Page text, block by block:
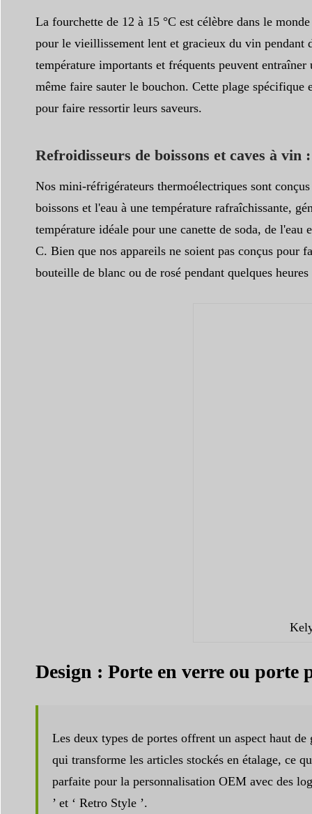
La fourchette de 12 à 15 °C est célèbre dans le
pour le vieillissement lent et gracieux du vin pendant
température importants et fréquents peuvent
même faire sauter le bouchon. Cette plage
pour faire ressortir leurs saveurs.
Refroidisseurs de boissons et caves à
Nos mini-réfrigérateurs thermoélectriques sont
boissons et l'eau à une température rafraîchissante,
température idéale pour une canette de soda, de
C. Bien que nos appareils ne soient pas conçus
bouteille de blanc ou de rosé pendant quelques
Design : Porte en verre ou porte
Les deux types de portes offrent un aspect haut
qui transforme les articles stockés en étalage, ce
parfaite pour la personnalisation OEM avec des
’ et ‘ Retro Style ’.